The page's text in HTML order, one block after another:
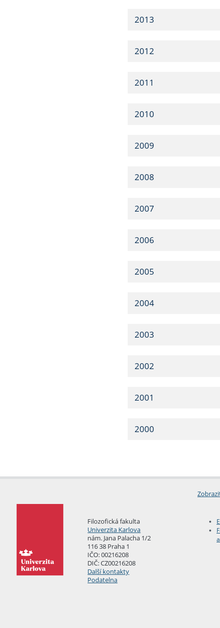
2013
2012
2011
2010
2009
2008
2007
2006
2005
2004
2003
2002
2001
2000
Filozofická fakulta
Univerzita Karlova
nám. Jana Palacha 1/2
116 38 Praha 1
IČO: 00216208
DIČ: CZ00216208
Další kontakty
Podatelna